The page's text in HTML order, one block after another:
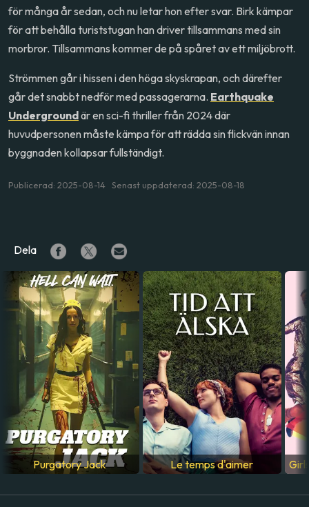
för många år sedan, och nu letar hon efter svar. Birk kämpar
för att behålla turiststugan han driver tillsammans med sin
morbror. Tillsammans kommer de på spåret av ett miljöbrott.
Strömmen går i hissen i den höga skyskrapan, och därefter
går det snabbt nedför med passagerarna. Earthquake
Undergroundär en sci-fi thriller från 2024 där
huvudpersonen måste kämpa för att rädda sin flickvän innan
byggnaden kollapsar fullständigt.
Publicerad: 2025-08-14 Senast uppdaterad: 2025-08-18
Dela
Purgatory Jack Le temps d'aimer